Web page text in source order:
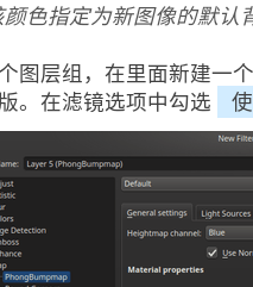
色指定为新图像的默认
图层组，在里面新建一个
。在滤镜选项中勾选